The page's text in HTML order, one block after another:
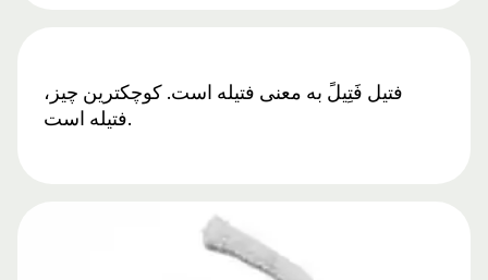
فتیل فَتِیلً به معنی فتیله است. کوچکترین چیز،
فتیله است.